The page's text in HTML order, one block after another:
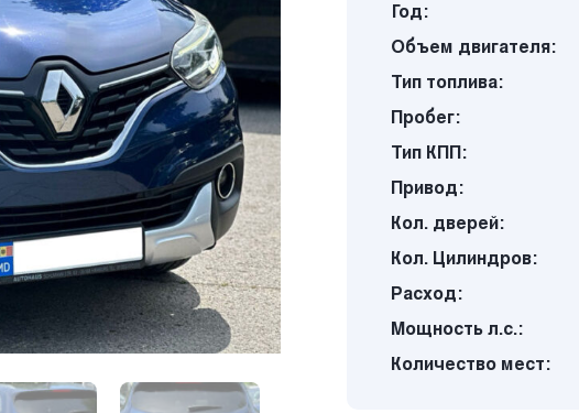
Год:
Объем двигателя:
Тип топлива:
Пробег:
Тип КПП:
Привод:
Кол. дверей:
Кол. Цилиндров:
Расход:
Мощность л.с.:
Количество мест: